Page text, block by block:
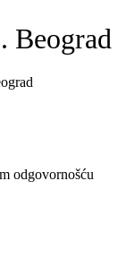
odgovornošću